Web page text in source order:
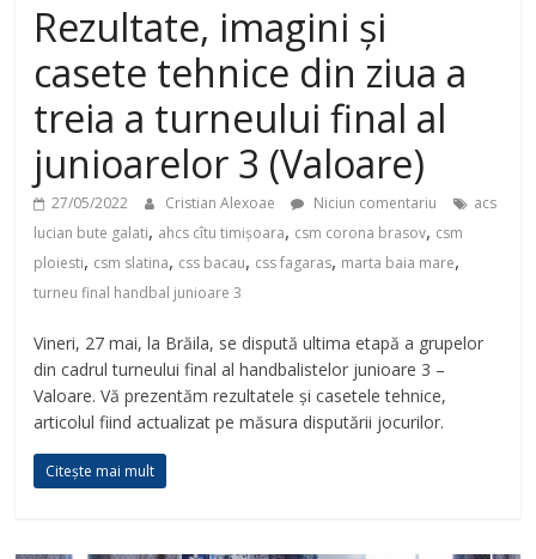
Rezultate, imagini și
casete tehnice din ziua a
treia a turneului final al
junioarelor 3 (Valoare)
27/05/2022 Cristian Alexoae Niciun comentariu
acs
lucian bute galati, ahcs cîtu timișoara, csm corona brasov, csm
ploiesti, csm slatina, css bacau, css fagaras, marta baia mare,
turneu final handbal junioare 3
Vineri, 27 mai, la Brăila, se dispută ultima etapă a grupelor
din cadrul turneului final al handbalistelor junioare 3 –
Valoare. Vă prezentăm rezultatele și casetele tehnice,
articolul fiind actualizat pe măsura disputării jocurilor.
Citește mai mult